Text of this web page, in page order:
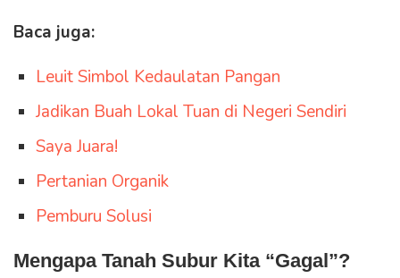
Baca juga:
Leuit Simbol Kedaulatan Pangan
Jadikan Buah Lokal Tuan di Negeri Sendiri
Saya Juara!
Pertanian Organik
Pemburu Solusi
Mengapa Tanah Subur Kita “Gagal”?